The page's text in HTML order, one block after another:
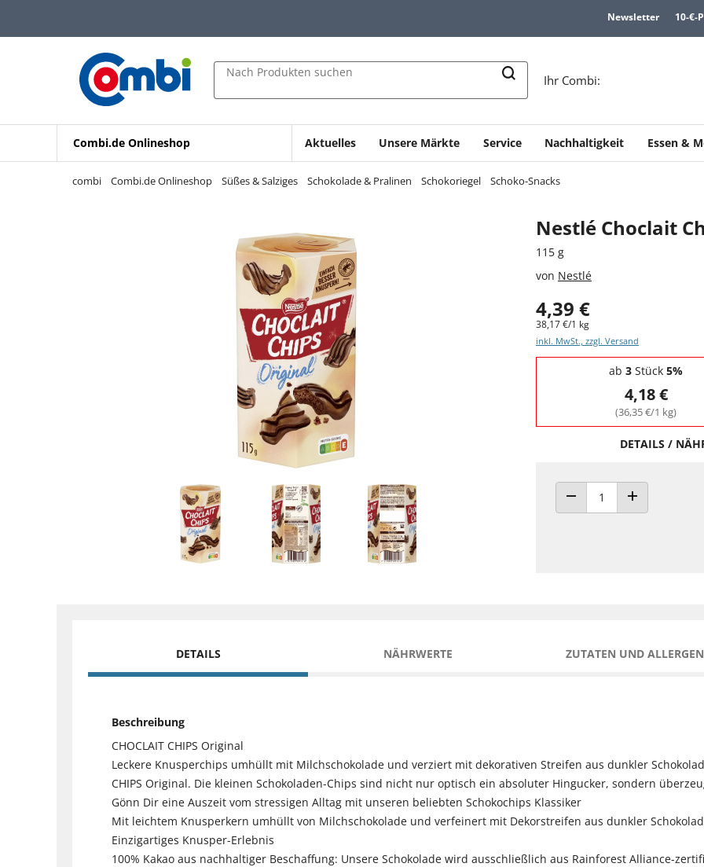
Zur Navigation springen
Zur Suche springen
Newsletter 10-€-
Nach Produkten suchen
Ihr Combi:
Combi.de Onlineshop Aktuelles Unsere Märkte Service Nachhaltigkeit Essen &
combi Combi.de Onlineshop Süßes & Salziges Schokolade & Pralinen Schokoriegel Schoko-Snacks
Nestlé Choclait
115 g
von Nestlé
4,39 €
38,17 €/1 kg
inkl. MwSt., zzgl. Versand
Staffelpreise - Mengenrabatt
ab 3 Stück 5%
4,18 €
(36,35 €/1 kg)
DETAILS /
ANZAHL VERRINGERN
ANZAHL
DETAILS NÄHRWERTE ZUTATEN UND
Beschreibung
CHOCLAIT CHIPS Original
Leckere Knusperchips umhüllt mit Milchschokolade und verziert mit dekorativen Streifen aus dunkler
CHIPS Original. Die kleinen Schokoladen-Chips sind nicht nur optisch ein absoluter Hingucker, sondern
Gönn Dir eine Auszeit vom stressigen Alltag mit unseren beliebten Schokochips Klassiker
Mit leichtem Knusperkern umhüllt von Milchschokolade und verfeinert mit Dekorstreifen aus dunkler
Einzigartiges Knusper-Erlebnis
100% Kakao aus nachhaltiger Beschaffung: Unsere Schokolade wird ausschließlich aus Rainforest Alliance-